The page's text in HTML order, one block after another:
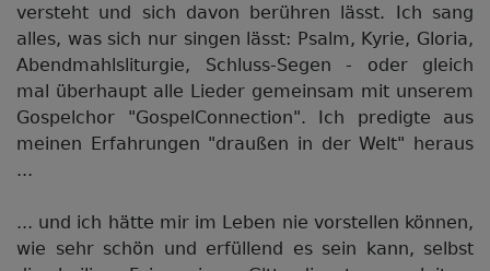
versteht und sich davon berühren lässt. Ich sang
alles, was sich nur singen lässt: Psalm, Kyrie, Gloria,
Abendmahlsliturgie, Schluss-Segen - oder gleich
mal überhaupt alle Lieder gemeinsam mit unserem
Gospelchor "GospelConnection". Ich predigte aus
meinen Erfahrungen "draußen in der Welt" heraus
...
... und ich hätte mir im Leben nie vorstellen können,
wie sehr schön und erfüllend es sein kann, selbst